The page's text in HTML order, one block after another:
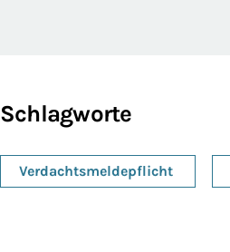
Schlagworte
Verdachtsmeldepflicht